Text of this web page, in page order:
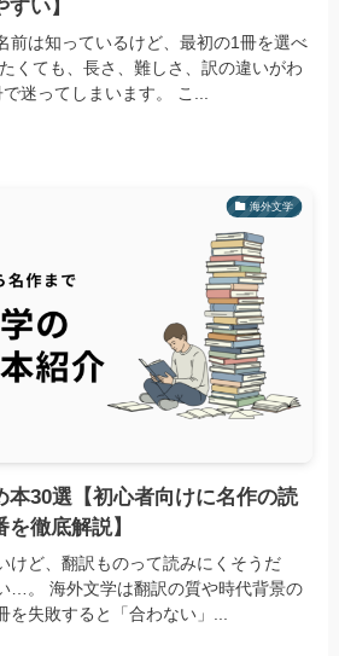
い】
前は知っているけど、最初の1冊を選べ
ても、長さ、難しさ、訳の違いがわ
迷ってしまいます。 こ...
海外文学
本30選【初心者向けに名作の読
徹底解説】
けど、翻訳ものって読みにくそうだ
…。 海外文学は翻訳の質や時代背景の
を失敗すると「合わない」...